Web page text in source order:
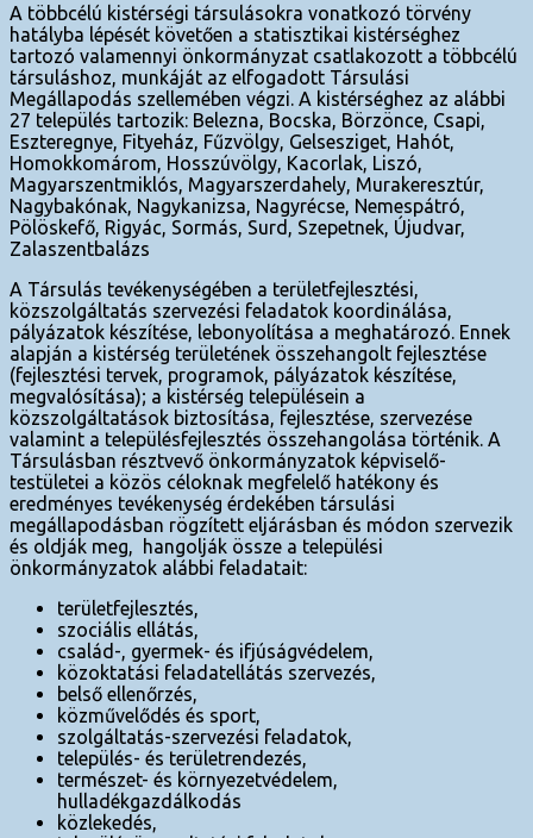
A többcélú kistérségi társulásokra vonatkozó törvény
hatályba lépését követően a statisztikai kistérséghez
tartozó valamennyi önkormányzat csatlakozott a többcélú
társuláshoz, munkáját az elfogadott Társulási
Megállapodás szellemében végzi. A kistérséghez az alábbi
27 település tartozik: Belezna, Bocska, Börzönce, Csapi,
Eszteregnye, Fityeház, Fűzvölgy, Gelsesziget, Hahót,
Homokkomárom, Hosszúvölgy, Kacorlak, Liszó,
Magyarszentmiklós, Magyarszerdahely, Murakeresztúr,
Nagybakónak, Nagykanizsa, Nagyrécse, Nemespátró,
Pölöskefő, Rigyác, Sormás, Surd, Szepetnek, Újudvar,
Zalaszentbalázs
A Társulás tevékenységében a területfejlesztési,
közszolgáltatás szervezési feladatok koordinálása,
pályázatok készítése, lebonyolítása a meghatározó. Ennek
alapján a kistérség területének összehangolt fejlesztése
(fejlesztési tervek, programok, pályázatok készítése,
megvalósítása); a kistérség településein a
közszolgáltatások biztosítása, fejlesztése, szervezése
valamint a településfejlesztés összehangolása történik. A
Társulásban résztvevő önkormányzatok képviselő-
testületei a közös céloknak megfelelő hatékony és
eredményes tevékenység érdekében társulási
megállapodásban rögzített eljárásban és módon szervezik
és oldják meg, hangolják össze a települési
önkormányzatok alábbi feladatait:
területfejlesztés,
szociális ellátás,
család-, gyermek- és ifjúságvédelem,
közoktatási feladatellátás szervezés,
belső ellenőrzés,
közművelődés és sport,
szolgáltatás-szervezési feladatok,
település- és területrendezés,
természet- és környezetvédelem,
hulladékgazdálkodás
közlekedés,